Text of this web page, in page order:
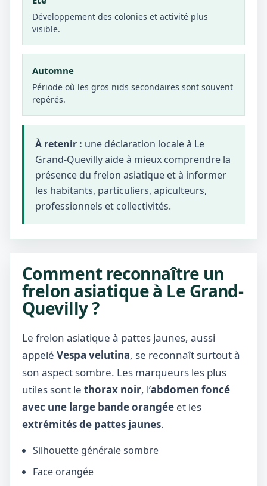
Développement des colonies et activité plus
visible.
Automne
Période où les gros nids secondaires sont souvent
repérés.
À retenir : une déclaration locale à Le
Grand-Quevilly aide à mieux comprendre la
présence du frelon asiatique et à informer
les habitants, particuliers, apiculteurs,
professionnels et collectivités.
Comment reconnaître un
frelon asiatique à Le Grand-
Quevilly ?
Le frelon asiatique à pattes jaunes, aussi
appelé Vespa velutina, se reconnaît surtout à
son aspect sombre. Les marqueurs les plus
utiles sont le thorax noir, l’abdomen foncé
avec une large bande orangée et les
extrémités de pattes jaunes.
Silhouette générale sombre
Face orangée